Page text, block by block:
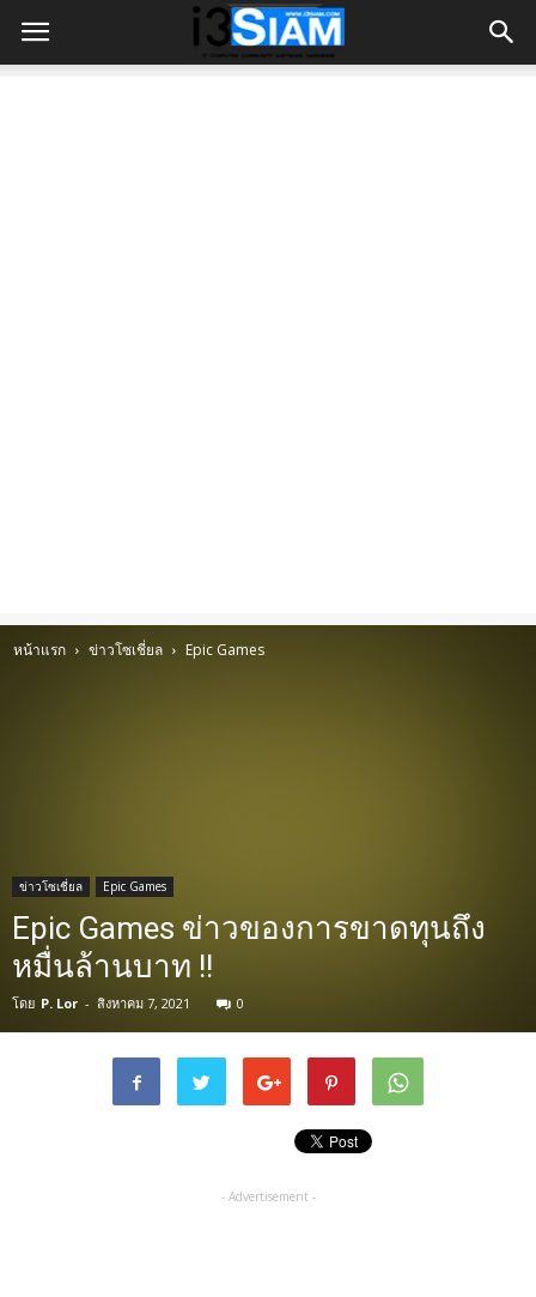
หน้าแรก ข่าวโซเชี่ยล Epic Games
ข่าวโซเชี่ยล Epic Games
Epic Games ข่าวของการขาดทุนถึง
หมื่นล้านบาท !!
โดย P. Lor - สิงหาคม 7, 2021 0
- Advertisement -